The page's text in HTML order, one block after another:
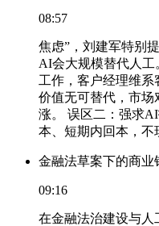
08:57
焦虑”，刘建军特别
AI会大规模替代人工
工作，客户经理维
价值无可替代，市场
涨。 误区二：强求
本、短期内回本，不
金融法草案下的商业
09:16
在金融法治建设与人